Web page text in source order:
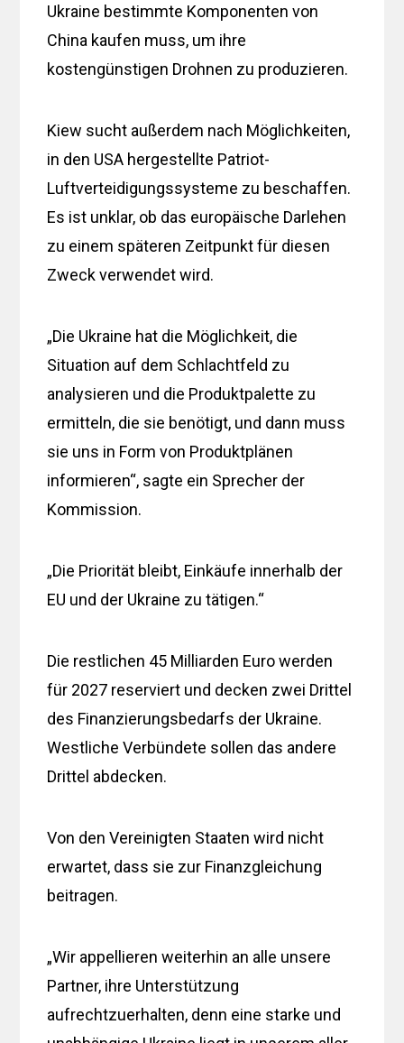
Ukraine bestimmte Komponenten von
China kaufen muss, um ihre
kostengünstigen Drohnen zu produzieren.
Kiew sucht außerdem nach Möglichkeiten,
in den USA hergestellte Patriot-
Luftverteidigungssysteme zu beschaffen.
Es ist unklar, ob das europäische Darlehen
zu einem späteren Zeitpunkt für diesen
Zweck verwendet wird.
„Die Ukraine hat die Möglichkeit, die
Situation auf dem Schlachtfeld zu
analysieren und die Produktpalette zu
ermitteln, die sie benötigt, und dann muss
sie uns in Form von Produktplänen
informieren“, sagte ein Sprecher der
Kommission.
„Die Priorität bleibt, Einkäufe innerhalb der
EU und der Ukraine zu tätigen.“
Die restlichen 45 Milliarden Euro werden
für 2027 reserviert und decken zwei Drittel
des Finanzierungsbedarfs der Ukraine.
Westliche Verbündete sollen das andere
Drittel abdecken.
Von den Vereinigten Staaten wird nicht
erwartet, dass sie zur Finanzgleichung
beitragen.
„Wir appellieren weiterhin an alle unsere
Partner, ihre Unterstützung
aufrechtzuerhalten, denn eine starke und